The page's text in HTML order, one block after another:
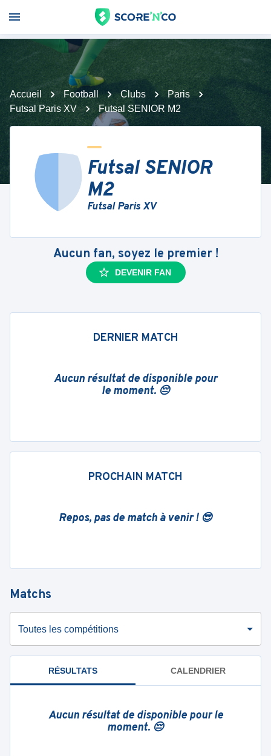
Accueil Football Clubs
Paris
Futsal Paris XV
Futsal SENIOR M2
Futsal SENIOR
M2
Futsal Paris XV
Aucun fan, soyez le premier !
DEVENIR FAN
DERNIER MATCH
Aucun résultat de disponible pour
le moment. 😔
PROCHAIN MATCH
Repos, pas de match à venir ! 😎
Matchs
Toutes les compétitions
RÉSULTATS CALENDRIER
Aucun résultat de disponible pour le
moment. 😔